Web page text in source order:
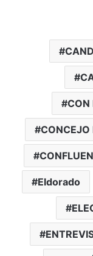
CON
CONCEJO
Eldorado